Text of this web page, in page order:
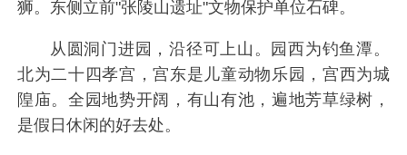
狮。东侧立前"张陵山遗址"文物保护单位石碑。
从圆洞门进园，沿径可上山。园西为钓鱼潭。
北为二十四孝宫，宫东是儿童动物乐园，宫西为城
隍庙。全园地势开阔，有山有池，遍地芳草绿树，
是假日休闲的好去处。